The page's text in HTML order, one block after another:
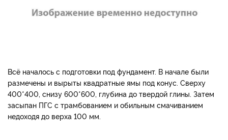
Всё началось с подготовки под фундамент. В начале были
размечены и вырыты квадратные ямы под конус. Сверху
400*400, снизу 600*600, глубина до твердой глины. Затем
засыпан ПГС с трамбованием и обильным смачиванием
недоходя до верха 100 мм.